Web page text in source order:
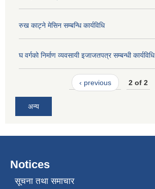
रुख काट्ने मेसिन सम्बन्धि कार्यविधि
घ वर्गको निर्माण व्यवसायी इजाजतपत्र सम्बन्धी कार्यविधि
‹ previous 2 of 2
अन्य
Notices
सूचना तथा समाचार